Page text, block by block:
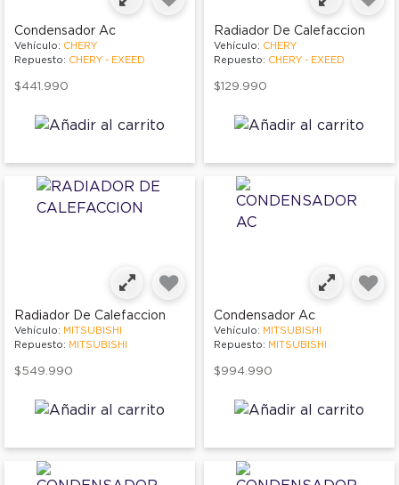
Condensador Ac
Vehículo: CHERY
Repuesto: CHERY - EXEED
$441.990
Radiador De Calefaccion
Vehículo: CHERY
Repuesto: CHERY - EXEED
$129.990
Radiador De Calefaccion
Vehículo: MITSUBISHI
Repuesto: MITSUBISHI
$549.990
Condensador Ac
Vehículo: MITSUBISHI
Repuesto: MITSUBISHI
$994.990